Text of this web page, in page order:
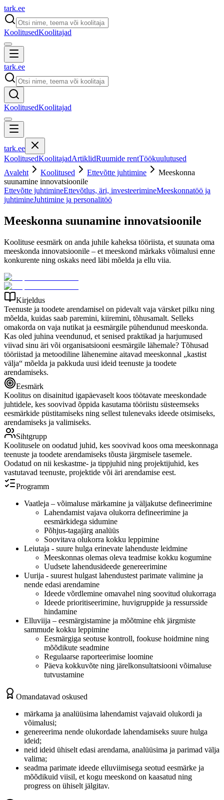
tark.ee
KoolitusedKoolitajad
tark.ee
KoolitusedKoolitajad
tark.ee
KoolitusedKoolitajadArtiklidRuumide rentTöökuulutused
Avaleht
Koolitused Ettevõtte juhtimine
Meeskonna
suunamine innovatsioonile
Ettevõtte juhtimineEttevõtlus, äri, investeerimineMeeskonnatöö ja
juhtimineJuhtimine ja personalitöö
Meeskonna suunamine innovatsioonile
Koolituse eesmärk on anda juhile kaheksa tööriista, et suunata oma
meeskonda innovatsioonile – et meeskond märkaks võimalusi enne
konkurente ning oskaks need läbi mõelda ja ellu viia.
Kirjeldus
Teenuste ja toodete arendamisel on pidevalt vaja värsket pilku ning
mõelda, kuidas saab paremini, kiiremini, tõhusamalt. Selleks
omakorda on vaja nutikat ja eesmärgile pühendunud meeskonda.
Kas oled juhina veendunud, et senised praktikad ja harjumused
viivad sinu äri või organisatsiooni eesmärgile lähemale? Tõhusad
tööriistad ja metoodiline lähenemine aitavad meeskonnal „kastist
välja“ mõelda ja pakkuda uusi ideid teenuste ja toodete
arendamiseks.
Eesmärk
Koolitus on disainitud igapäevaselt koos töötavate meeskondade
juhtidele, kes soovivad õppida kasutama tööriistu süsteemseks
eesmärkide püstitamiseks ning sellest tulenevaks ideede otsimiseks,
arendamiseks ja valimiseks.
Sihtgrupp
Koolitusele on oodatud juhid, kes soovivad koos oma meeskonnaga
teenuste ja toodete arendamiseks tõusta järgmisele tasemele.
Oodatud on nii keskastme- ja tippjuhid ning projektijuhid, kes
vastutavad teenuste, projektide või äri arendamise eest.
Programm
Vaatleja – võimaluse märkamine ja väljakutse defineerimine
Lahendamist vajava olukorra defineerimine ja
eesmärkidega sidumine
Põhjus-tagajärg analüüs
Soovitava olukorra kokku leppimine
Leiutaja - suure hulga erinevate lahenduste leidmine
Meeskonnas olemas oleva teadmise kokku kogumine
Uudsete lahendusideede genereerimine
Uurija - suurest hulgast lahendustest parimate valimine ja
nende edasi arendamine
Ideede võrdlemine omavahel ning soovitud olukorraga
Ideede prioritiseerimine, huvigruppide ja ressursside
hindamine
Elluviija – eesmärgistamine ja mõõtmine ehk järgmiste
sammude kokku leppimine
Eesmärgiga seotuse kontroll, fookuse hoidmine ning
mõõdikute seadmine
Regulaarse raporteerimise loomine
Päeva kokkuvõte ning järelkonsultatsiooni võimaluse
tutvustamine
Omandatavad oskused
märkama ja analüüsima lahendamist vajavaid olukordi ja
võimalusi;
genereerima nende olukordade lahendamiseks suure hulga
ideid;
neid ideid ühiselt edasi arendama, analüüsima ja parimad välja
valima;
seadma parimate ideede elluviimisega seotud eesmärke ja
mõõdikuid viisil, et kogu meeskond on kaasatud ning
progress on ühiselt jälgitav.